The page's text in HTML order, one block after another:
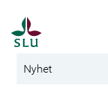
Nyhet